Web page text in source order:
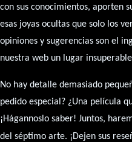
con sus conocimientos, aporten
esas joyas ocultas que solo los
opiniones y sugerencias son el
nuestra web un lugar
No hay detalle demasiado
pedido especial? ¿Una película
¡Hágannoslo saber! Juntos,
del séptimo arte. ¡Dejen sus